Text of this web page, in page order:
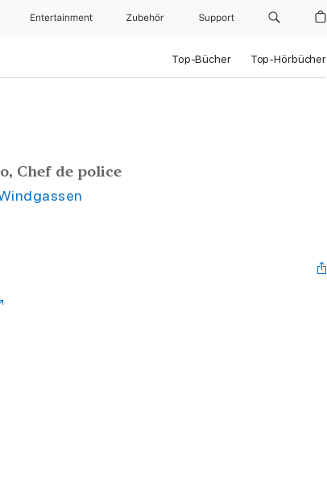
Entertainment Zubehör Support
Top-Bücher Top-Hörbücher
Chef de police